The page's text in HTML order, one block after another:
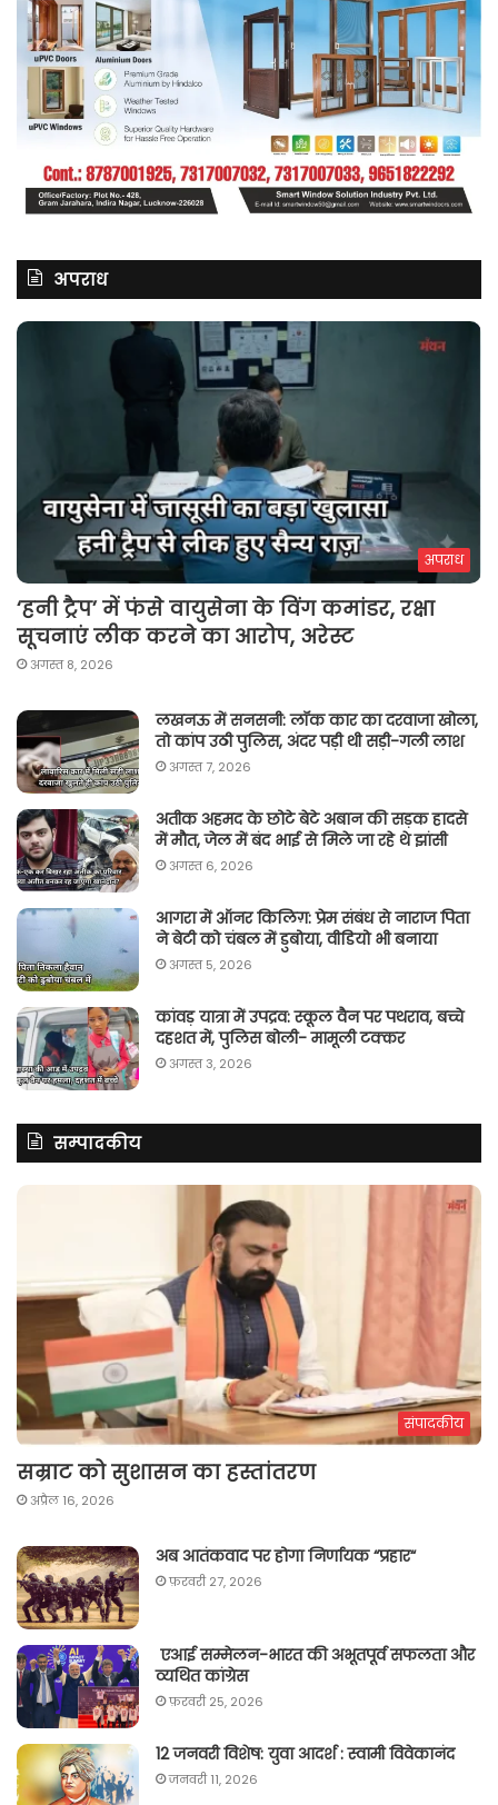
अपराध
अपराध
‘हनी ट्रैप’ में फंसे वायुसेना के विंग कमांडर, रक्षा
सूचनाएं लीक करने का आरोप, अरेस्ट
अगस्त 8, 2026
लखनऊ में सनसनी: लॉक कार का दरवाजा खोला,
तो कांप उठी पुलिस, अंदर पड़ी थी सड़ी-गली लाश
अगस्त 7, 2026
अतीक अहमद के छोटे बेटे अबान की सड़क हादसे
में मौत, जेल में बंद भाई से मिले जा रहे थे झांसी
अगस्त 6, 2026
आगरा में ऑनर किलिग़: प्रेम संबंध से नाराज पिता
ने बेटी को चंबल में डुबोया, वीडियो भी बनाया
अगस्त 5, 2026
कांवड़ यात्रा में उपद्रव: स्कूल वैन पर पथराव, बच्चे
दहशत में, पुलिस बोली- मामूली टक्कर
अगस्त 3, 2026
सम्पादकीय
संपादकीय
सम्राट को सुशासन का हस्तांतरण
अप्रैल 16, 2026
अब आतंकवाद पर होगा निर्णायक “प्रहार“
फ़रवरी 27, 2026
एआई सम्मेलन-भारत की अभूतपूर्व सफलता और
व्यथित कांग्रेस
फ़रवरी 25, 2026
12 जनवरी विशेष: युवा आदर्श : स्वामी विवेकानंद
जनवरी 11, 2026